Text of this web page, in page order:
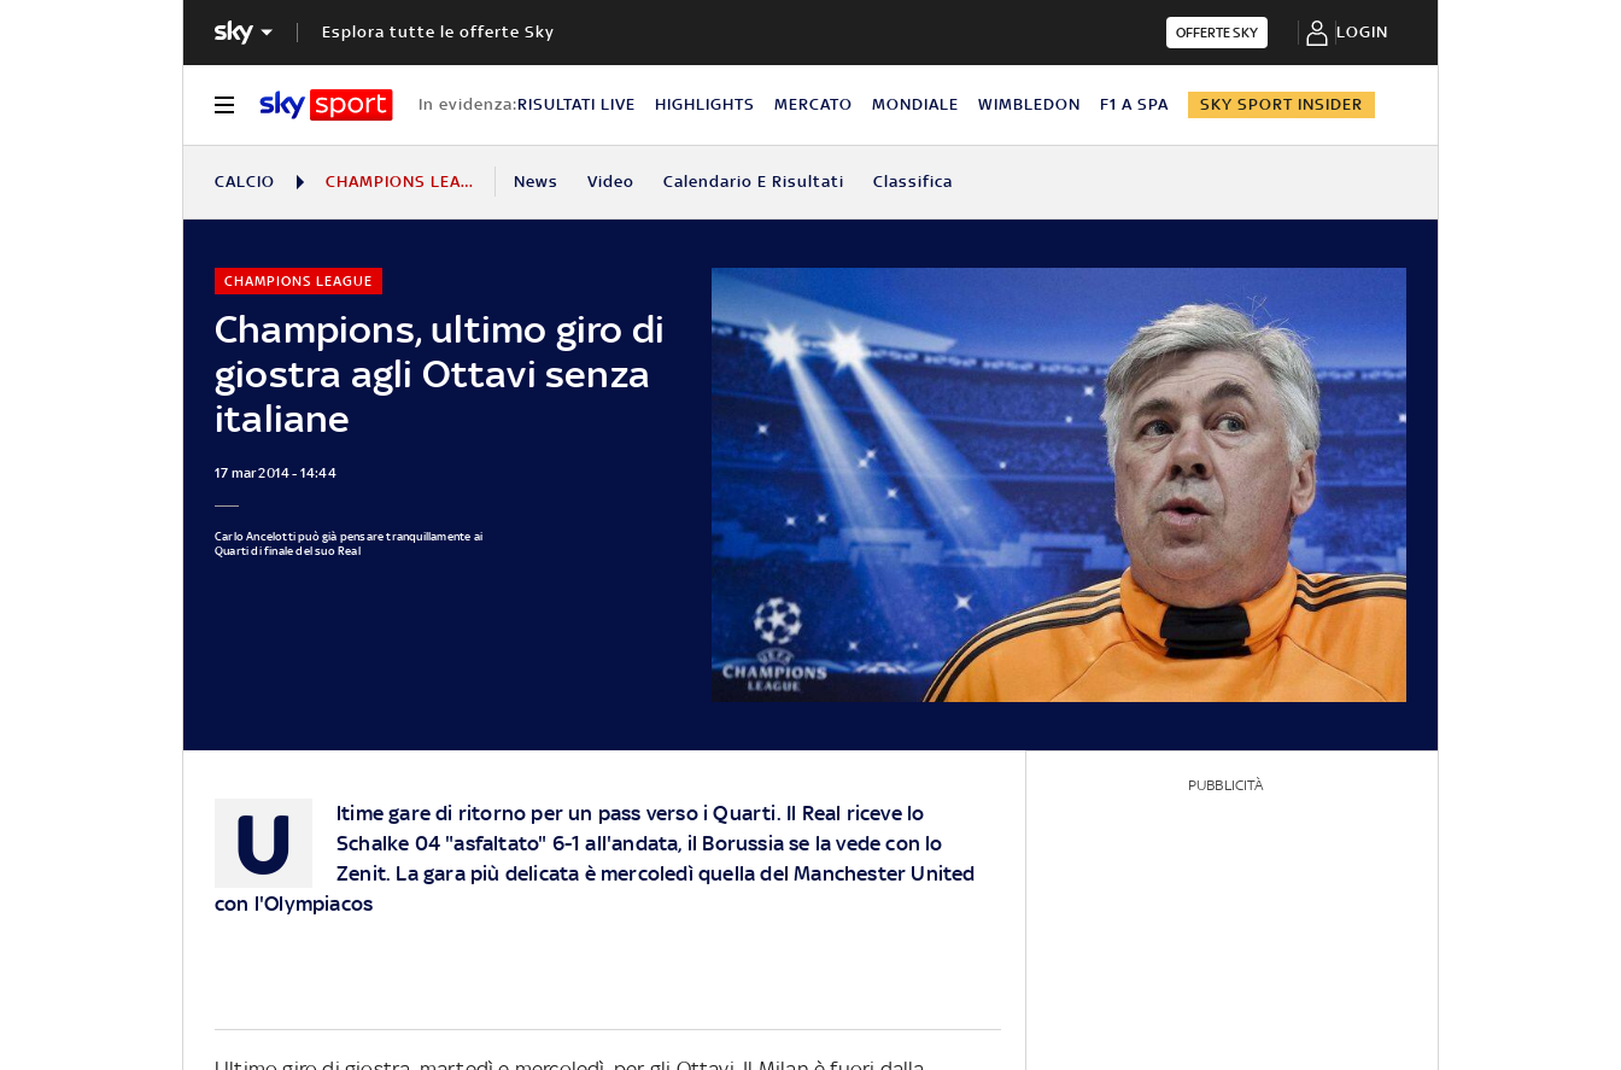
Esplora tutte le offerte Sky OFFERTE SKY LOGIN
In evidenza:RISULTATI LIVE HIGHLIGHTS MERCATO MONDIALE WIMBLEDON F1 A SPA SKY SPORT INSIDER
CALCIO CHAMPIONS LEAGUE News Video Calendario E Risultati Classifica
Champions, ultimo giro di
giostra agli Ottavi senza
italiane
CHAMPIONS LEAGUE
17 mar 2014 - 14:44
Carlo Ancelotti può già pensare tranquillamente ai
Quarti di finale del suo Real
U
ltime gare di ritorno per un pass verso i Quarti. Il Real riceve lo
Schalke 04 "asfaltato" 6-1 all'andata, il Borussia se la vede con lo
Zenit. La gara più delicata è mercoledì quella del Manchester United
con l'Olympiacos
PUBBLICITÀ